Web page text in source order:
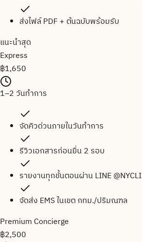
ส่งไฟล์ PDF + ต้นฉบับพร้อมรับ
แนะนำสุด
Express
฿1,650
1–2 วันทำการ
จัดคิวด่วนภายในวันทำการ
รีวิวเอกสารก่อนยื่น 2 รอบ
รายงานทุกขั้นตอนผ่าน LINE @NYCLI
จัดส่ง EMS ในเขต กทม./ปริมณฑล
Premium Concierge
฿2,500